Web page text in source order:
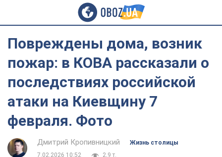
Повреждены дома, возник
пожар: в КОВА рассказали о
последствиях российской
атаки на Киевщину 7
февраля. Фото
Дмитрий Кропивницкий
Жизнь столицы
7.02.2026 10:52
2,9 т.